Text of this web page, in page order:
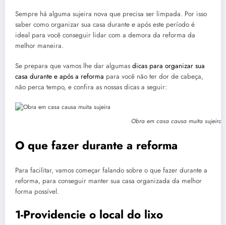
Sempre há alguma sujeira nova que precisa ser limpada. Por isso
saber como organizar sua casa durante e após este período é
ideal para você conseguir lidar com a demora da reforma da
melhor maneira.
Se prepara que vamos lhe dar algumas dicas para organizar sua
casa durante e após a reforma para você não ter dor de cabeça,
não perca tempo, e confira as nossas dicas a seguir:
Obra em casa causa muita sujeira
O que fazer durante a reforma
Para facilitar, vamos começar falando sobre o que fazer durante a
reforma, para conseguir manter sua casa organizada da melhor
forma possível.
1-Providencie o local do lixo